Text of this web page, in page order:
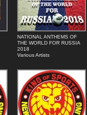
NATIONAL ANTHEMS OF
THE WORLD FOR RUSSIA
2018
Various Artists